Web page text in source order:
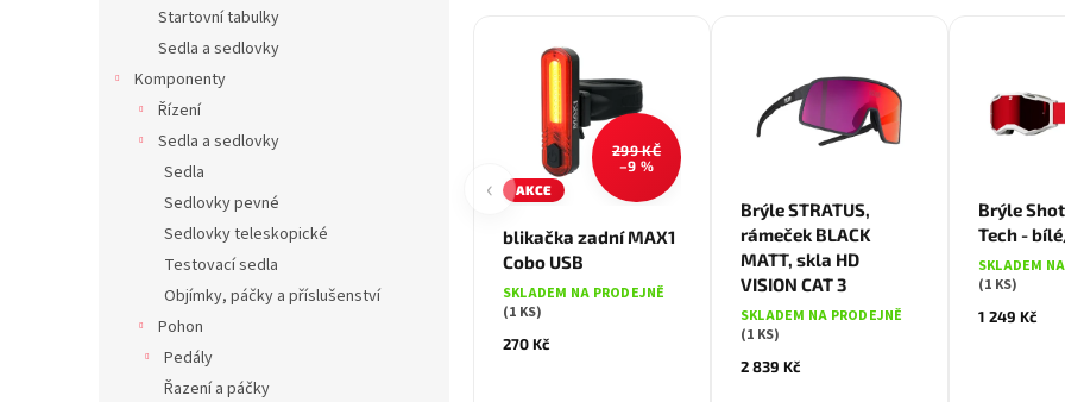
Startovní tabulky
Sedla a sedlovky
Komponenty
Řízení
Sedla a sedlovky
Sedla
Sedlovky pevné
Sedlovky teleskopické
Testovací sedla
Objímky, páčky a příslušenství
Pohon
Pedály
Řazení a páčky
‹ AKCE
299 KČ
–9 %
blikačka zadní MAX1
Cobo USB
SKLADEM NA PRODEJNĚ
(1 KS)
270 Kč
Brýle STRATUS,
rámeček BLACK
MATT, skla HD
VISION CAT 3
SKLADEM NA PRODEJNĚ
(1 KS)
2 839 Kč
Brýle
Tech -
SKLADEM
(1 KS)
1 249 Kč